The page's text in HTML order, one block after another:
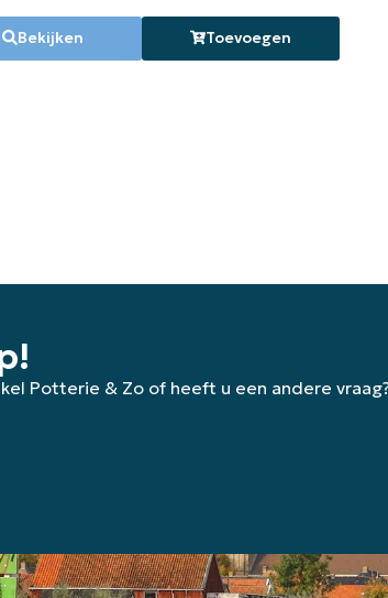
Bekijken Toevoegen
Potterie & Zo of heeft u een andere